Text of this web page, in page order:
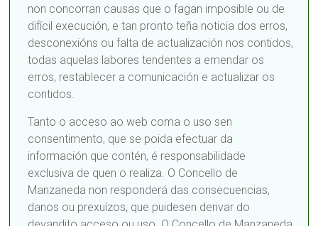
non concorran causas que o fagan imposible ou de
difícil execución, e tan pronto teña noticia dos erros,
desconexións ou falta de actualización nos contidos,
todas aquelas labores tendentes a emendar os
erros, restablecer a comunicación e actualizar os
contidos.
Tanto o acceso ao web coma o uso sen
consentimento, que se poida efectuar da
información que contén, é responsabilidade
exclusiva de quen o realiza. O Concello de
Manzaneda non responderá das consecuencias,
danos ou prexuízos, que puidesen derivar do